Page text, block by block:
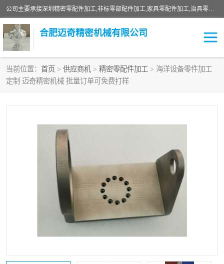
公司主要承接深圳精密零配件加工,非标零部配件加工,家具零配件加工,治具零配件加工,安徽精密零配件加工等各种各种精密机械加工，欢迎来来电咨询！
合肥迈奇精密机械有限公司
当前位置： 首页 > 供应商机 > 精密零配件加工 > 海洋设备零件加工
定制 迈奇精密机械 批量订单可免费打样
铣床加工 精密零配件加工
家具零配件加工
零部件机加工 机床零件加工
数控机床加工